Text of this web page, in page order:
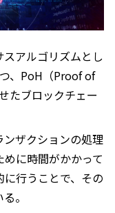
アルゴリズムとし
、PoH（Proof of
たブロックチェー
ザクションの処理
に時間がかかって
行うことで、その
。